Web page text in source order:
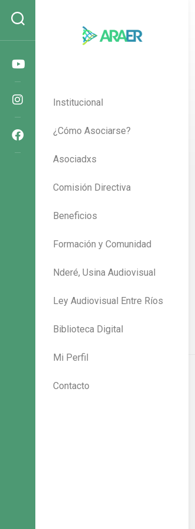
Institucional
¿Cómo Asociarse?
Asociadxs
Comisión Directiva
Beneficios
Formación y Comunidad
Nderé, Usina Audiovisual
Ley Audiovisual Entre Ríos
Biblioteca Digital
Mi Perfil
Contacto